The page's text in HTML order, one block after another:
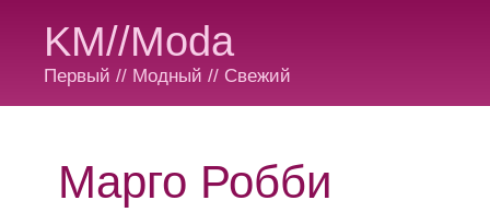
KM//Moda
Первый // Модный // Свежий
Марго Робби